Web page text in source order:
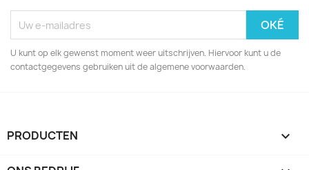
U kunt op elk gewenst moment weer uitschrijven. Hiervoor kunt u de
contactgegevens gebruiken uit de algemene voorwaarden.
PRODUCTEN 